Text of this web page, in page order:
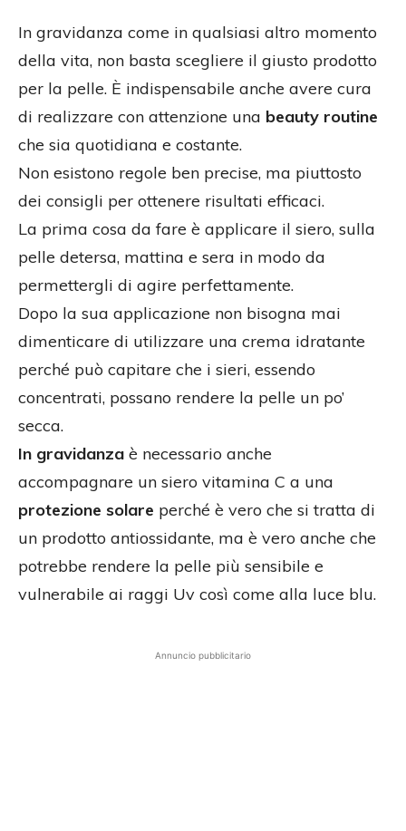
In gravidanza come in qualsiasi altro momento
della vita, non basta scegliere il giusto prodotto
per la pelle. È indispensabile anche avere cura
di realizzare con attenzione una beauty routine
che sia quotidiana e costante.
Non esistono regole ben precise, ma piuttosto
dei consigli per ottenere risultati efficaci.
La prima cosa da fare è applicare il siero, sulla
pelle detersa, mattina e sera in modo da
permettergli di agire perfettamente.
Dopo la sua applicazione non bisogna mai
dimenticare di utilizzare una crema idratante
perché può capitare che i sieri, essendo
concentrati, possano rendere la pelle un po’
secca.
In gravidanza è necessario anche
accompagnare un siero vitamina C a una
protezione solare perché è vero che si tratta di
un prodotto antiossidante, ma è vero anche che
potrebbe rendere la pelle più sensibile e
vulnerabile ai raggi Uv così come alla luce blu.
Annuncio pubblicitario